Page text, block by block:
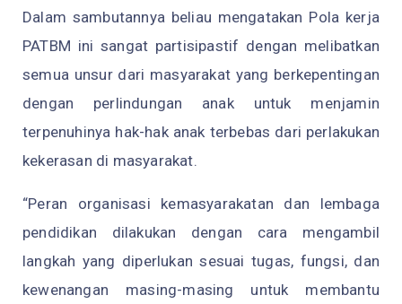
Dalam sambutannya beliau mengatakan Pola kerja
PATBM ini sangat partisipastif dengan melibatkan
semua unsur dari masyarakat yang berkepentingan
dengan perlindungan anak untuk menjamin
terpenuhinya hak-hak anak terbebas dari perlakukan
kekerasan di masyarakat.
“Peran
organisasi kemasyarakatan dan lembaga
pendidikan
dilakukan dengan cara
mengambil
langkah yang diperlukan sesuai tugas, fungsi, dan
kewenangan masing-masing untuk membantu